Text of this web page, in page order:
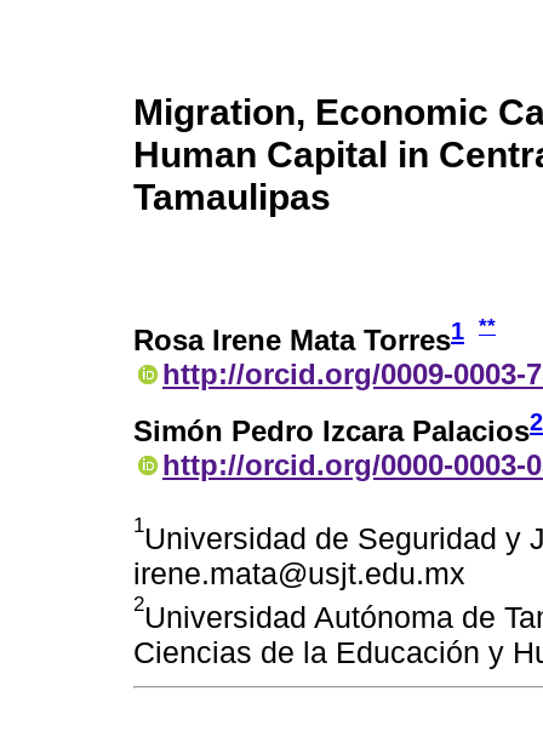
Migration, Economic
Human Capital in
Tamaulipas
Rosa Irene Mata Torres1 **
http://orcid.org/0009-0003-
Simón Pedro Izcara Palacios2
http://orcid.org/0000-0003-
1Universidad de Seguridad y
irene.mata@usjt.edu.mx
2Universidad Autónoma de
Ciencias de la Educación y